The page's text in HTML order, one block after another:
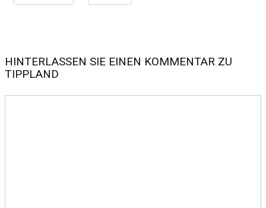
HINTERLASSEN SIE EINEN KOMMENTAR ZU
TIPPLAND